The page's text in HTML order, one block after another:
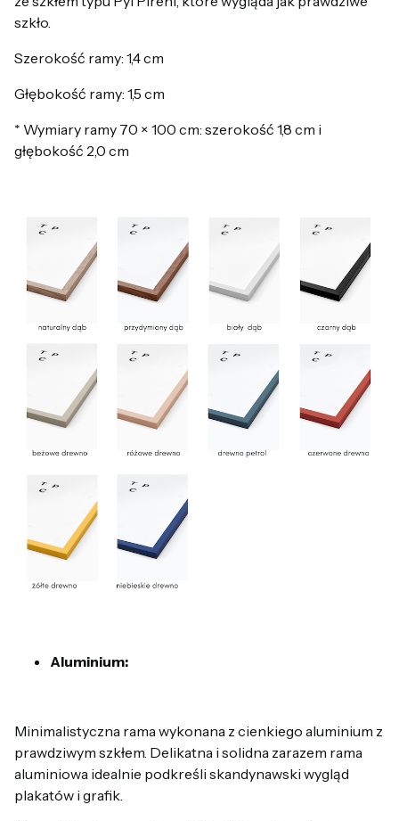
szkło.
Szerokość ramy: 1,4 cm
Głębokość ramy: 1,5 cm
* Wymiary ramy 70 × 100 cm: szerokość 1,8 cm i
głębokość 2,0 cm
Aluminium:
Minimalistyczna rama wykonana z cienkiego aluminium z
prawdziwym szkłem. Delikatna i solidna zarazem rama
aluminiowa idealnie podkreśli skandynawski wygląd
plakatów i grafik.